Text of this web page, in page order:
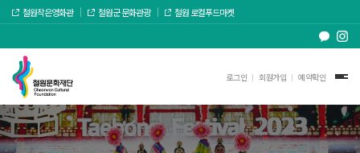
철원작은영화관 철원군 문화관광 철원 로컬푸드마켓
로그인 회원가입 예약확인